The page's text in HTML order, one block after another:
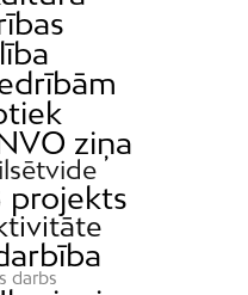
ziņa
projekts
darbs